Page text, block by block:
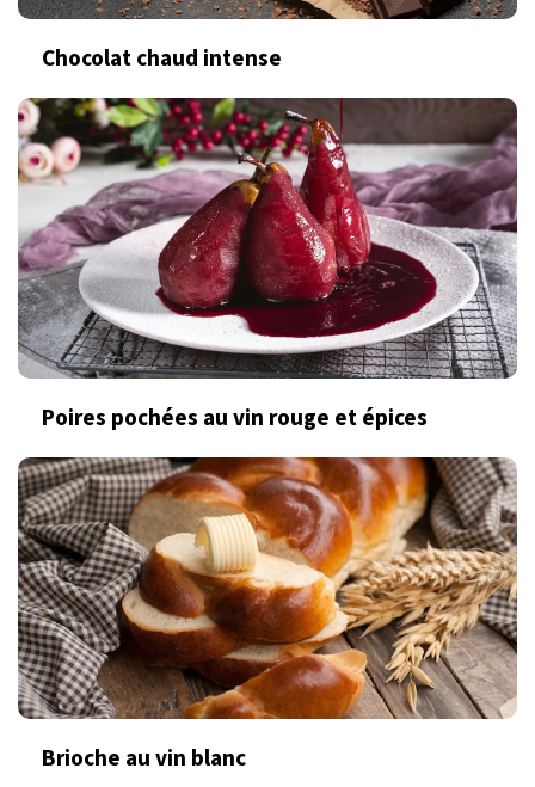
Chocolat chaud intense
Poires pochées au vin rouge et épices
Brioche au vin blanc